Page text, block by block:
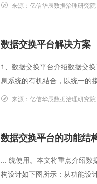
来源： 亿信华辰数据治理研究院
数据交换平台解决方案
1、数据交换平台介绍数据交
息系统的有机结合，以统一的
来源： 亿信华辰数据治理研究院
数据交换平台的功能结
... 统使用。本文将重点介绍数
构设计如下图所示：从功能设